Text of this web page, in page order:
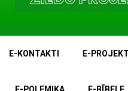
E-KONTAKTI E-